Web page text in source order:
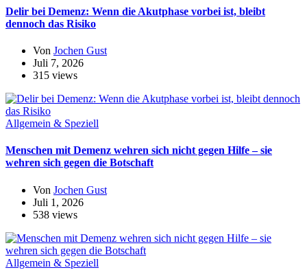
Delir bei Demenz: Wenn die Akutphase vorbei ist, bleibt
dennoch das Risiko
Von Jochen Gust
Juli 7, 2026
315 views
Allgemein & Speziell
Menschen mit Demenz wehren sich nicht gegen Hilfe – sie
wehren sich gegen die Botschaft
Von Jochen Gust
Juli 1, 2026
538 views
Allgemein & Speziell